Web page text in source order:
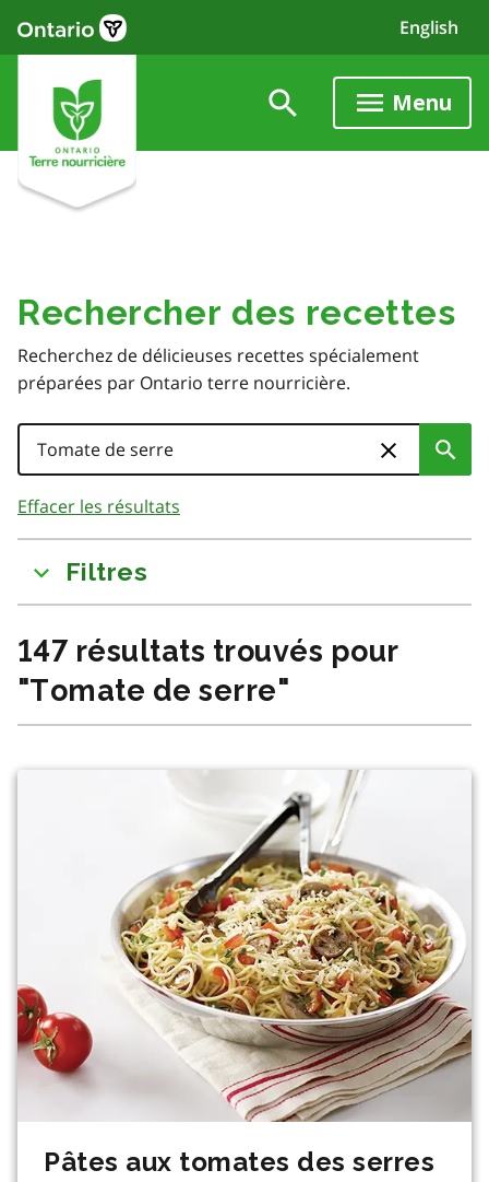
content
English
Menu
Rechercher des recettes
Recherchez de délicieuses recettes spécialement
préparées par Ontario terre nourricière.
Search
to
results
Effacer les résultats
Filtres
147 résultats trouvés pour
"Tomate de serre"
Il y a eu un changement dans le contenu en raison du
Pâtes aux tomates des serres